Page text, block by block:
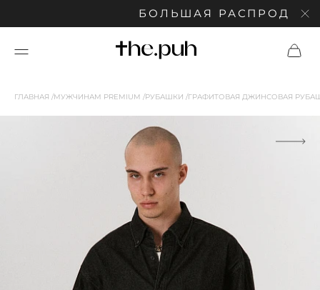
БОЛЬШАЯ РАСПРОДАЖА:
ГЛАВНАЯ МУЖЧИНАМ PREMIUM РУБАШКИ ГРАФИТОВАЯ ДЖИНСОВАЯ